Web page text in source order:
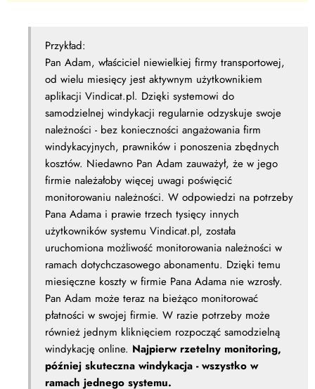
Przykład:
Pan Adam, właściciel niewielkiej firmy transportowej,
od wielu miesięcy jest aktywnym użytkownikiem
aplikacji Vindicat.pl. Dzięki systemowi do
samodzielnej windykacji regularnie odzyskuje swoje
należności - bez konieczności angażowania firm
windykacyjnych, prawników i ponoszenia zbędnych
kosztów. Niedawno Pan Adam zauważył, że w jego
firmie należałoby więcej uwagi poświęcić
monitorowaniu należności. W odpowiedzi na potrzeby
Pana Adama i prawie trzech tysięcy innych
użytkowników systemu Vindicat.pl, została
uruchomiona możliwość monitorowania należności w
ramach dotychczasowego abonamentu. Dzięki temu
miesięczne koszty w firmie Pana Adama nie wzrosły.
Pan Adam może teraz na bieżąco monitorować
płatności w swojej firmie. W razie potrzeby może
również jednym kliknięciem rozpocząć samodzielną
windykację online. Najpierw rzetelny monitoring,
później skuteczna windykacja - wszystko w
ramach jednego systemu.